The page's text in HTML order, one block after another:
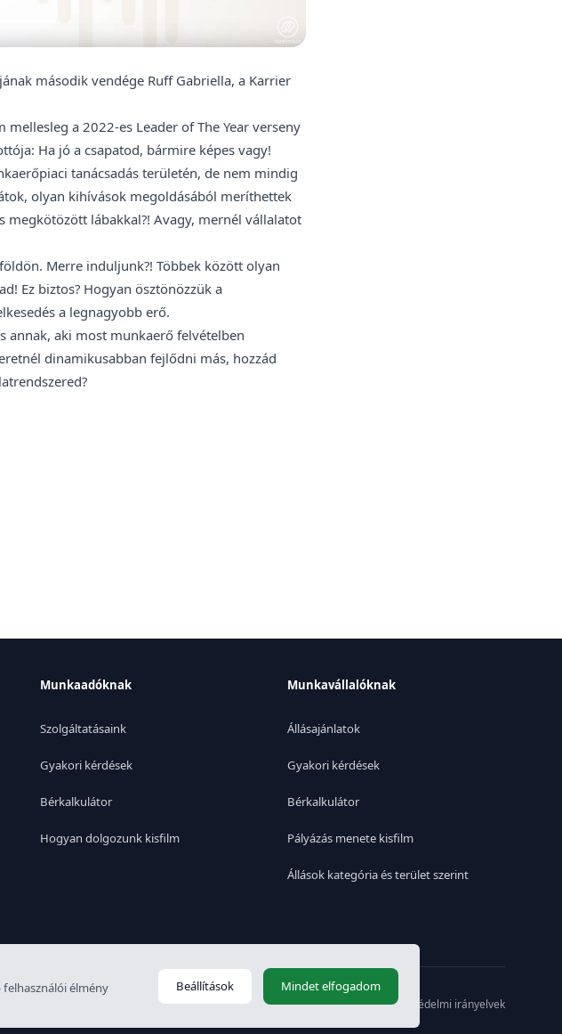
második vendége Ruff Gabriella, a Karrier
a 2022-es Leader of The Year verseny
Ha jó a csapatod, bármire képes vagy!
tanácsadás területén, de nem mindig
olyan kihívások megoldásából meríthettek
megkötözött lábakkal?! Avagy, mernél vállalatot
Merre induljunk?! Többek között olyan
Ez biztos? Hogyan ösztönözzük a
a legnagyobb erő.
annak, aki most munkaerő felvételben
dinamikusabban fejlődni más, hozzád
Munkaadóknak
Szolgáltatásaink
Gyakori kérdések
Bérkalkulátor
Hogyan dolgozunk kisfilm
Munkavállalóknak
Állásajánlatok
Gyakori kérdések
Bérkalkulátor
Pályázás menete kisfilm
Állások kategória és terület szerint
Switch to English | Adatvédelmi irányelvek
élmény
Beállítások Mindet elfogadom